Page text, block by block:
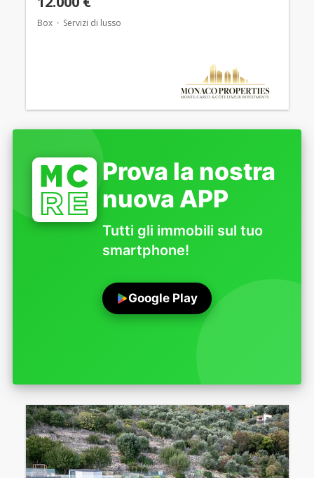
Box Servizi di lusso
Prova la nostra
nuova APP
Tutti gli immobili sul tuo
smartphone!
Google Play